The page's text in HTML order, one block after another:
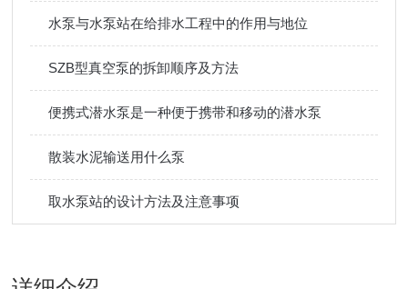
水泵与水泵站在给排水工程中的作用与地位
SZB型真空泵的拆卸顺序及方法
便携式潜水泵是一种便于携带和移动的潜水泵
散装水泥输送用什么泵
取水泵站的设计方法及注意事项